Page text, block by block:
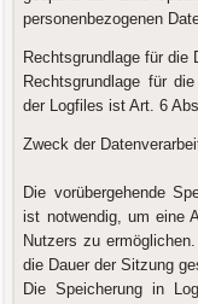
personenbezogenen
Rechtsgrundlage für die
Rechtsgrundlage für
der Logfiles ist Art. 6
Zweck der
Die vorübergehende
ist notwendig, um eine
Nutzers zu
die Dauer der Sitzung
Die Speicherung in